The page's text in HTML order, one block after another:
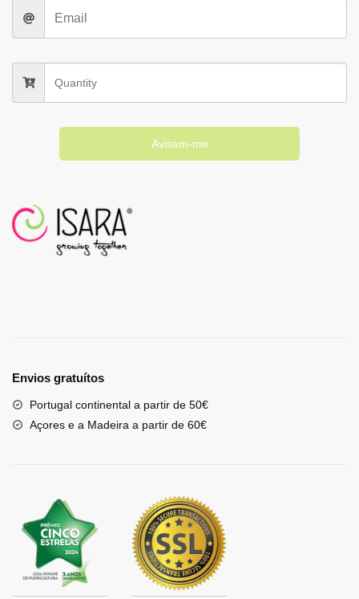
Avisem-me
Envios gratuítos
Portugal continental a partir de 50€
Açores e a Madeira a partir de 60€